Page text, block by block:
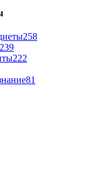
258
239
222
81